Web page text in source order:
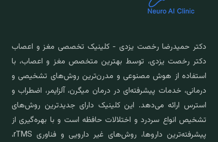
دکتر حمیدرضا رخصت یزدی - کلینیک تخصصی مغز و اعصاب
دکتر رخصت یزدی، توسط بهترین متخصص مغز و اعصاب، با
استفاده از هوش مصنوعی و مدرن‌ترین روش‌های تشخیصی و
درمانی، خدمات پیشرفته‌ای در درمان میگرن، آلزایمر، اضطراب و
استرس ارائه می‌دهد. این کلینیک دارای جدیدترین روش‌های
تشخیص انواع سردرد و اختلالات حافظه است و با بهره‌گیری از
پیشرفته‌ترین داروها، روش‌های غیر دارویی و فناوری rTMS،